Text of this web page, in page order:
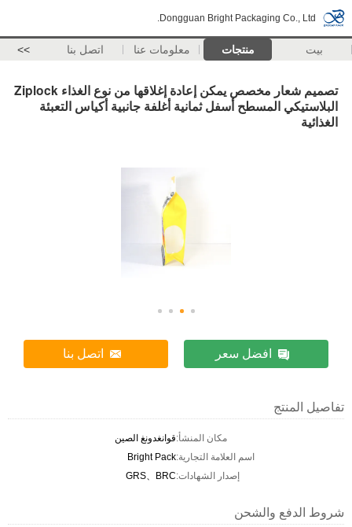
Dongguan Bright Packaging Co., Ltd.
بيت منتجات معلومات عنا اتصل بنا >>
تصميم شعار مخصص يمكن إعادة إغلاقها من نوع الغذاء Ziplock
البلاستيكي المسطح أسفل ثمانية أغلفة جانبية أكياس التعبئة
الغذائية
افضل سعر اتصل بنا
تفاصيل المنتج
مكان المنشأ:قوانغدونغ الصين
اسم العلامة التجارية:Bright Pack
إصدار الشهادات:GRS、BRC
شروط الدفع والشحن